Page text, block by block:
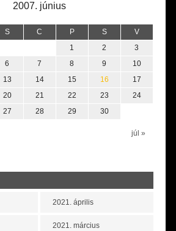
2007. június
S C P S V
júl »
1 2
3
6 7 8 9
10
13 14 15 16
17
20 21 22 23
24
27 28 29 30
2021. április
2021. március